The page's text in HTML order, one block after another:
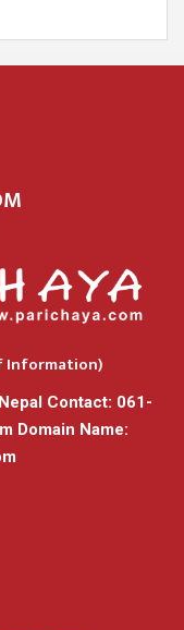
Information)
Contact: 061-
Domain Name: